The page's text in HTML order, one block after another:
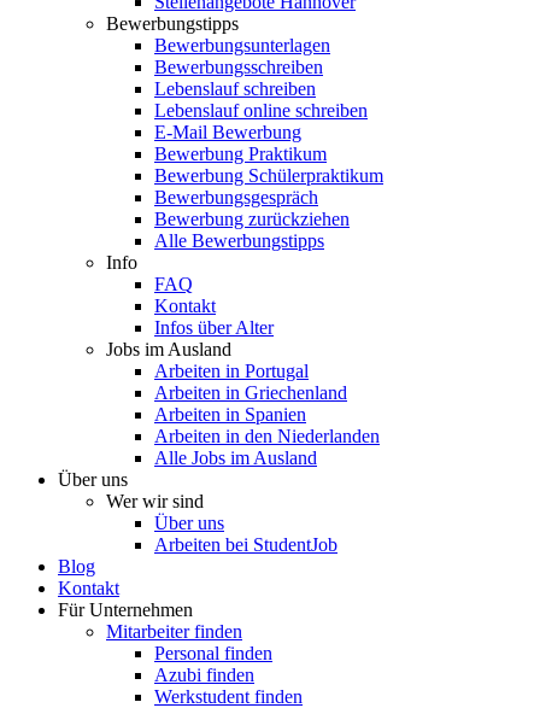
Bewerbungstipps
Bewerbungsunterlagen
Bewerbungsschreiben
Lebenslauf schreiben
Lebenslauf online schreiben
E-Mail Bewerbung
Bewerbung Praktikum
Bewerbung Schülerpraktikum
Bewerbungsgespräch
Bewerbung zurückziehen
Alle Bewerbungstipps
Info
FAQ
Kontakt
Infos über Alter
Jobs im Ausland
Arbeiten in Portugal
Arbeiten in Griechenland
Arbeiten in Spanien
Arbeiten in den Niederlanden
Alle Jobs im Ausland
Über uns
Wer wir sind
Über uns
Arbeiten bei StudentJob
Blog
Kontakt
Für Unternehmen
Mitarbeiter finden
Personal finden
Azubi finden
Werkstudent finden